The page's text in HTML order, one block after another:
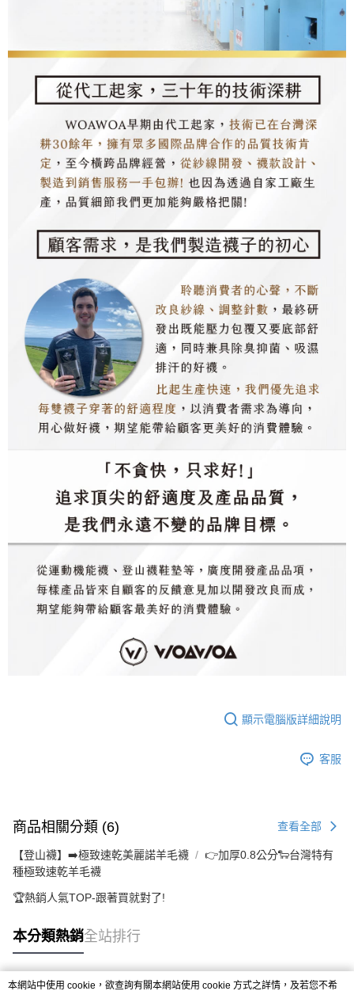
顯示電腦版詳細說明
客服
商品相關分類 (6) 查看全部
【登山襪】➡️極致速乾美麗諾羊毛襪
👉️加厚0.8公分🐑台灣特有
種極致速乾羊毛襪
🏆️熱銷人氣TOP-跟著買就對了!
本分類熱銷全站排行
本網站中使用 cookie，欲查詢有關本網站使用 cookie 方式之詳情，及若您不希